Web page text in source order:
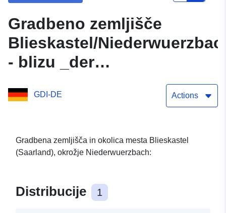
Gradbeno zemljišče
Blieskastel/
- blizu _der
GDI-DE Actions
Gradbena zemljišča in okolica mesta Blieskastel
(Saarland), okrožje Niederwuerzbach:
Distribucije 1